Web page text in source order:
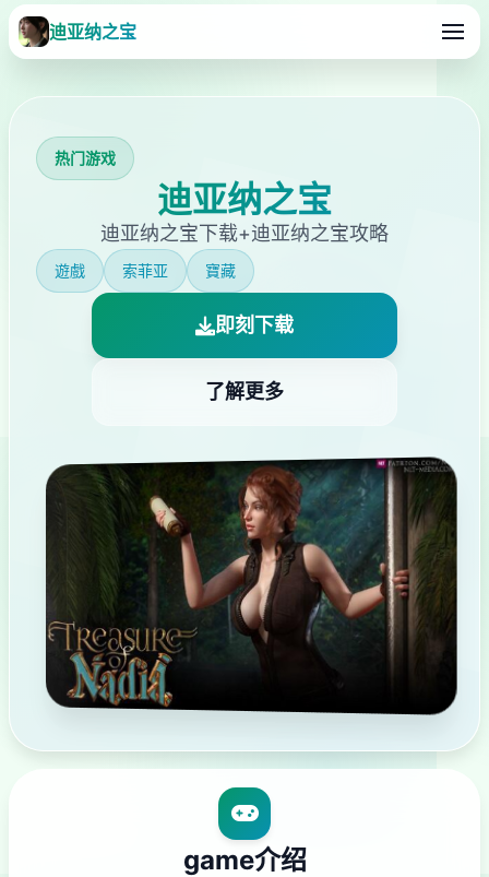
迪亚纳之宝
热门游戏
迪亚纳之宝
迪亚纳之宝下载+迪亚纳之宝攻略
遊戲 索菲亚 寶藏
即刻下载
了解更多
game介绍